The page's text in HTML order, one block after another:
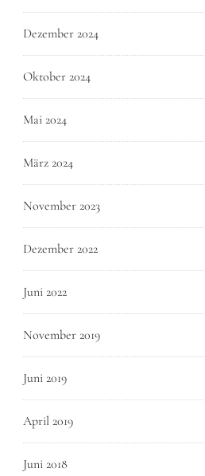
Dezember 2024
Oktober 2024
Mai 2024
März 2024
November 2023
Dezember 2022
Juni 2022
November 2019
Juni 2019
April 2019
Juni 2018